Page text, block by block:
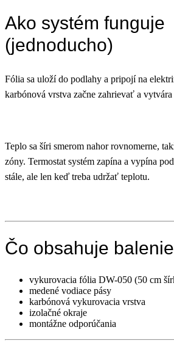
Ako systém funguje
(jednoducho)
Fólia sa uloží do podlahy a pripojí na
karbónová vrstva začne zahrievať a
Teplo sa šíri smerom nahor rovnomerne,
zóny. Termostat systém zapína a vypína
stále, ale len keď treba udržať teplotu.
Čo obsahuje balenie
vykurovacia fólia DW-050 (50 cm
medené vodiace pásy
karbónová vykurovacia vrstva
izolačné okraje
montážne odporúčania